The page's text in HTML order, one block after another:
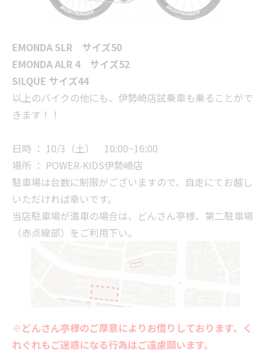
EMONDA SLR サイズ50
EMONDA ALR 4 サイズ52
SILQUE サイズ44
以上のバイクの他にも、伊勢崎店試乗車も乗ることがで
きます！！
日時 ： 10/3（土） 10:00~16:00
場所 ： POWER-KIDS伊勢崎店
駐車場は台数に制限がございますので、自走にてお越し
いただければ幸いです。
当店駐車場が満車の場合は、どんさん亭様、第二駐車場
（赤点線部）をご利用下い。
※どんさん亭様のご厚意によりお借りしております、く
れぐれもご迷惑になる行為はご遠慮願います。